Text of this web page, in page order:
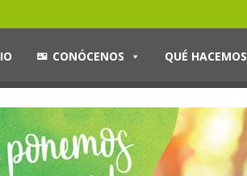
CONÓCENOS QUÉ HACEMOS